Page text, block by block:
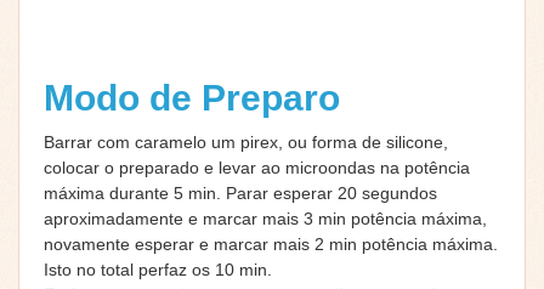
Modo de Preparo
Barrar com caramelo um pirex, ou forma de silicone,
colocar o preparado e levar ao microondas na potência
máxima durante 5 min. Parar esperar 20 segundos
aproximadamente e marcar mais 3 min potência máxima,
novamente esperar e marcar mais 2 min potência máxima.
Isto no total perfaz os 10 min.